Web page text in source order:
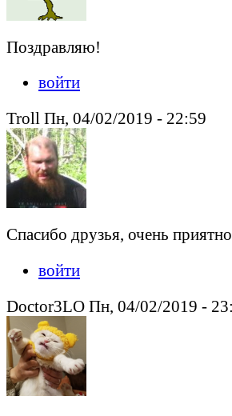
Поздравляю!
войти
Troll Пн, 04/02/2019 - 22:59
Спасибо друзья, очень
войти
Doctor3LO Пн, 04/02/2019 -